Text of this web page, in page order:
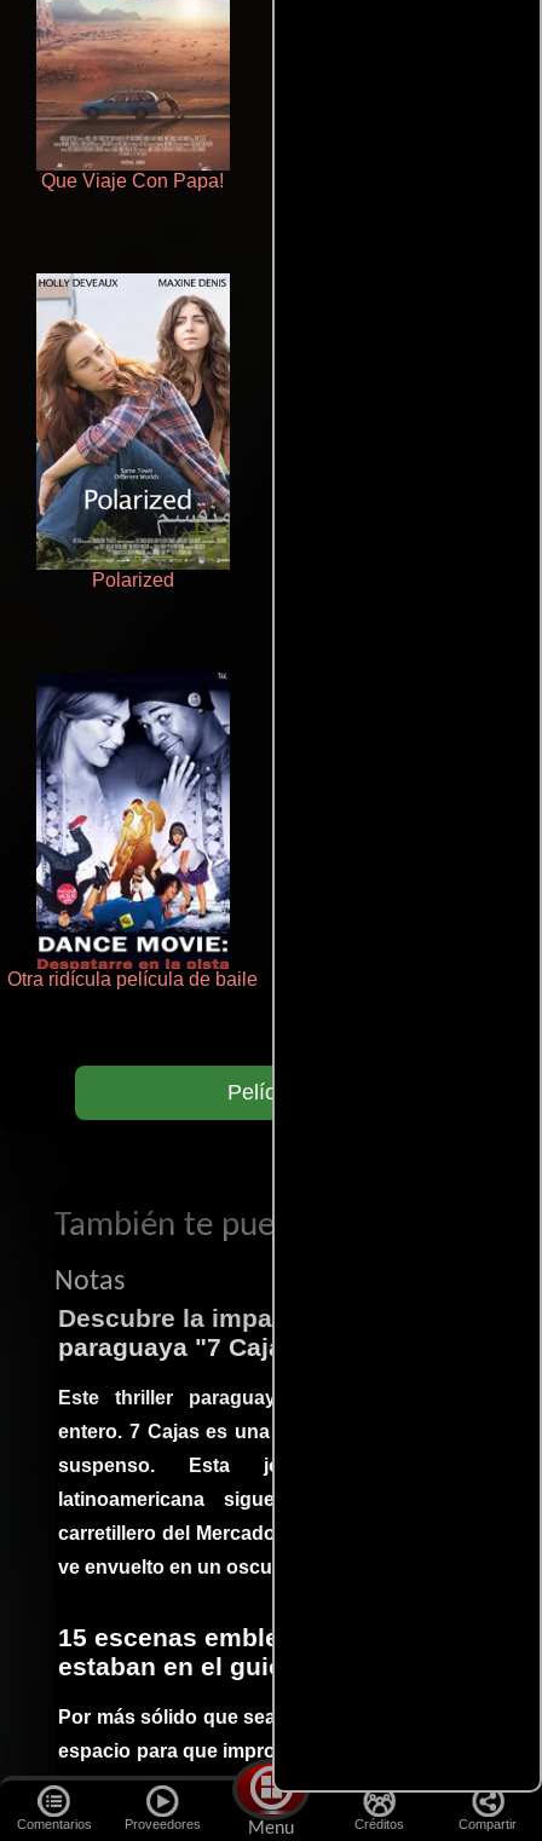
Comentarios Proveedores Menu Créditos Compartir
Que Viaje Con Papa!
Polarized
Otra ridícula película de baile
Películas
También te puede interesar...
Notas
Descubre la impactante película
paraguaya "7 Cajas"
Este thriller paraguayo cautivó al mundo
entero. 7 Cajas es una explosión de acción y
suspenso. Esta joya cinematográfica
latinoamericana sigue la historia de un
carretillero del Mercado 4 de Asunción que se
ve envuelto en un oscuro mundo de crimen
15 escenas emblemáticas que no
estaban en el guion
Por más sólido que sea un guión siempre hay
espacio para que improvisaciones que se dan
durante el rodaje de determinadas escenas
queden en el producto final.